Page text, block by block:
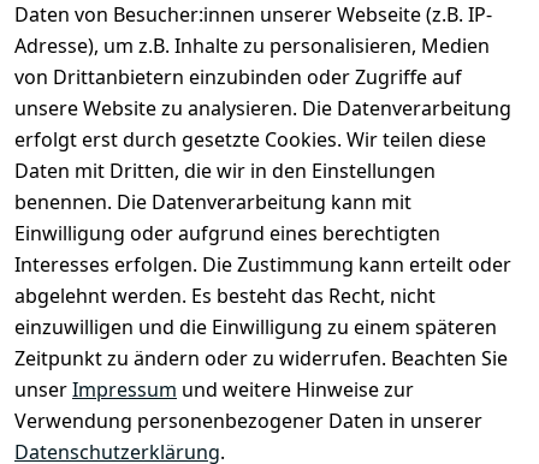
Daten von Besucher:innen unserer Webseite (z.B. IP-
Adresse), um z.B. Inhalte zu personalisieren, Medien
von Drittanbietern einzubinden oder Zugriffe auf
unsere Website zu analysieren. Die Datenverarbeitung
erfolgt erst durch gesetzte Cookies. Wir teilen diese
Daten mit Dritten, die wir in den Einstellungen
benennen. Die Datenverarbeitung kann mit
Einwilligung oder aufgrund eines berechtigten
Interesses erfolgen. Die Zustimmung kann erteilt oder
abgelehnt werden. Es besteht das Recht, nicht
einzuwilligen und die Einwilligung zu einem späteren
Zeitpunkt zu ändern oder zu widerrufen. Beachten Sie
unserImpressum und weitere Hinweise zur
Verwendung personenbezogener Daten in unserer
Datenschutzerklärung.
Rechtliches
Impressum
AGB
Datenschutze
rklärung
Widerrufsbe
lehrung
Muster-
Widerrufsfo
rmular
Barrierefreihe
itserklärung
Kontakt
Kontakt
Registrieren